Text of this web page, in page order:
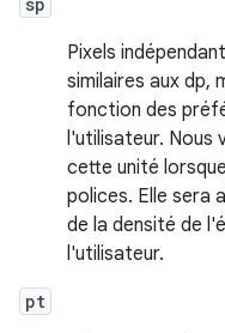
Pixels
similaires aux dp,
fonction des
l'utilisateur. Nous
cette unité
polices. Elle sera
de la densité de
l'utilisateur.
pt